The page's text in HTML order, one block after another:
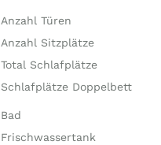
Anzahl Türen
Anzahl Sitzplätze
Total Schlafplätze
Schlafplätze Doppelbett
Bad
Frischwassertank